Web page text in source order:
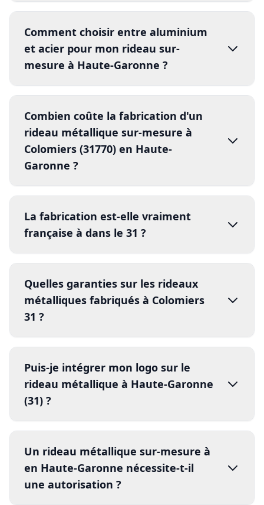
installation
installation
Comment choisir entre aluminium
et acier pour mon rideau sur-
mesure à Haute-Garonne ?
Combien coûte la fabrication d'un
rideau métallique sur-mesure à
Colomiers (31770) en Haute-
Garonne ?
Installation
La fabrication est-elle vraiment
française à dans le 31 ?
Installation
certifié
Quelles garanties sur les rideaux
métalliques fabriqués à Colomiers
31 ?
Garantie
assurance
Garantie
Puis-je intégrer mon logo sur le
rideau métallique à Haute-Garonne
(31) ?
Un rideau métallique sur-mesure à
en Haute-Garonne nécessite-t-il
une autorisation ?